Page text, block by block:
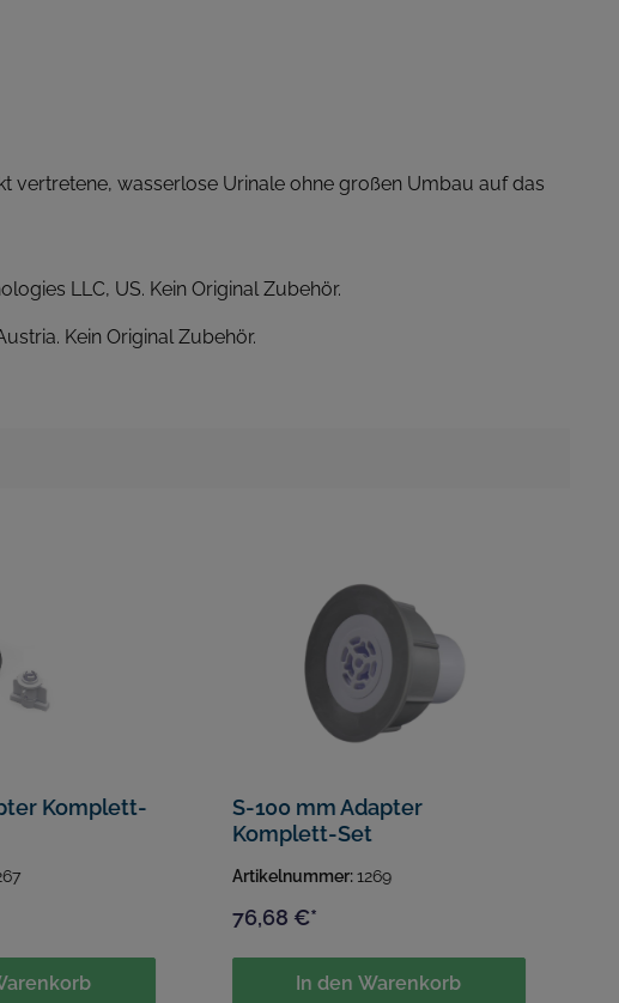
vertretene, wasserlose Urinale ohne großen Umbau auf das
LLC, US. Kein Original Zubehör.
Kein Original Zubehör.
S-100 mm Adapter
Komplett-Set
Artikelnummer:1269
76,68 €*
In den Warenkorb